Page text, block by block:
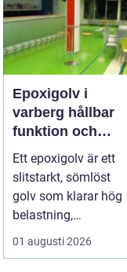
Epoxigolv i
varberg hållbar
funktion och
snygg design i
samma lösning
Ett epoxigolv är ett
slitstarkt, sömlöst
golv som klarar hög
belastning,
kemikalier och väta
utan at...
01 augusti 2026